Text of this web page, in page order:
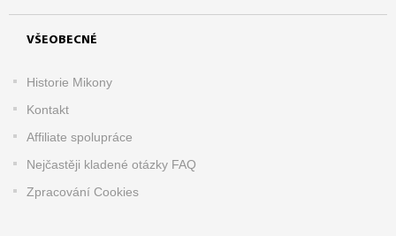
VŠEOBECNÉ
Historie Mikony
Kontakt
Affiliate spolupráce
Nejčastěji kladené otázky FAQ
Zpracování Cookies